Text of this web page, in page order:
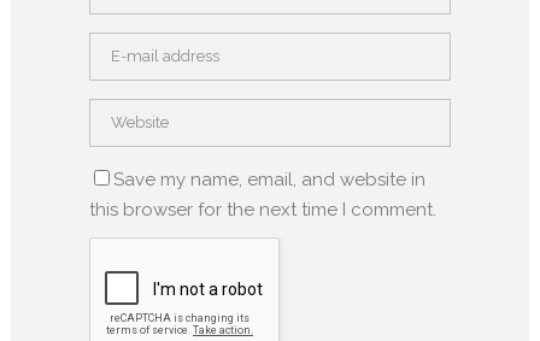
Save my name, email, and website in
this browser for the next time I comment.